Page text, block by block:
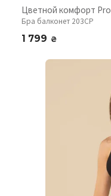
Цветной комфорт Pro
Бра балконет 203CP
1 799 ₴